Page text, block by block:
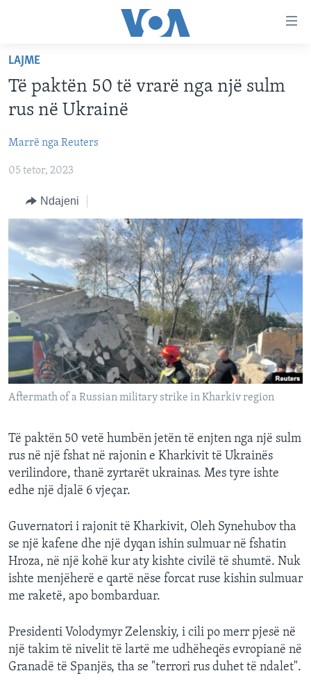
faqen
kryesore
tek
faqja
Kalo
kërkimi
FAQJA KRYESORE
KATEGORITË
BALLKANI
EVROPA
BOTA
MJEDISI
KULTURË
SHKENCË DHE TEKNOLOGJI
SHËNDETËSI
INTERVISTA
DITARI
FOLLOW US
Gjuhët
LAJME
Të paktën 50 të vrarë nga një sulm
rus në Ukrainë
Marrë nga Reuters
05 tetor, 2023
Ndajeni
Aftermath of a Russian military strike in Kharkiv region
Të paktën 50 vetë humbën jetën të enjten nga një sulm
rus në një fshat në rajonin e Kharkivit të Ukrainës
verilindore, thanë zyrtarët ukrainas. Mes tyre ishte
edhe një djalë 6 vjeçar.
Guvernatori i rajonit të Kharkivit, Oleh Synehubov tha
se një kafene dhe një dyqan ishin sulmuar në fshatin
Hroza, në një kohë kur aty kishte civilë të shumtë. Nuk
ishte menjëherë e qartë nëse forcat ruse kishin sulmuar
me raketë, apo bombarduar.
Presidenti Volodymyr Zelenskiy, i cili po merr pjesë në
një takim të nivelit të lartë me udhëheqës evropianë në
Granadë të Spanjës, tha se "terrori rus duhet të ndalet".